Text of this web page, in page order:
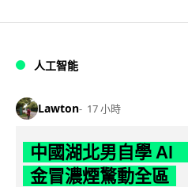
人工智能
Lawton 17 小時
中國湖北男自學 AI
金冒濃煙驚動全區